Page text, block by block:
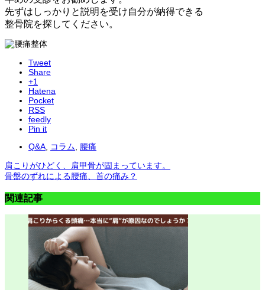
先ずはしっかりと説明を受け自分が納得できる
整骨院を探してください。
Tweet
Share
+1
Hatena
Pocket
RSS
feedly
Pin it
Q&A, コラム, 腰痛
肩こりがひどく、肩甲骨が固まっています。
骨盤のずれによる腰痛、首の痛み？
関連記事